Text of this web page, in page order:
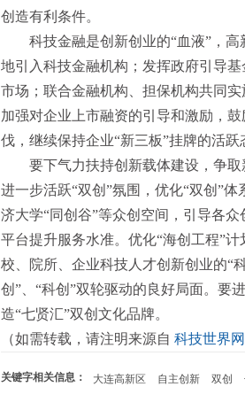
创造有利条件。
科技金融是创新创业的“血液”，
地引入科技金融机构；发挥政府引导
市场；联合金融机构、担保机构共同实
加强对企业上市融资的引导和激励，
伐，继续保持企业“新三板”挂牌的活跃
要下气力扶持创新载体建设，争
进一步活跃“双创”氛围，优化“双创”
济大学“同创谷”等众创空间，引导各
平台提升服务水准。优化“海创工程”
校、院所、企业科技人才创新创业的“
创”、“科创”双轮驱动的良好局面。要
造“七贤汇”双创文化品牌。
（如需转载，请注明来源自 科技世界网
关键字相关信息： 大连高新区 自主创新 双创